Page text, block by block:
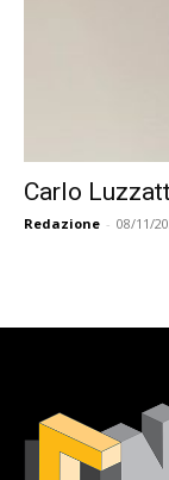
Carlo
Redazione - 08/11/